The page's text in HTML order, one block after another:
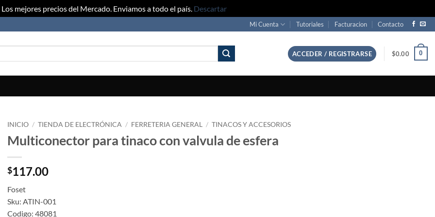
Los mejores precios del Mercado. Enviamos a todo el país. Descartar
Mi Cuenta Tutoriales Facturacion Contacto
ACCEDER / REGISTRARSE $0.00 0
INICIO / TIENDA DE ELECTRÓNICA / FERRETERIA GENERAL / TINACOS Y ACCESORIOS
Multiconector para tinaco con valvula de esfera
$117.00
Foset
Sku: ATIN-001
Codigo: 48081